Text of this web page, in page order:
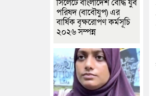
সিলেটে বাংলাদেশ বৌদ্ধ যুব
পরিষদ (বাবৌযুপ) এর
বার্ষিক বৃক্ষরোপণ কর্মসূচি
২০২৬ সম্পন্ন